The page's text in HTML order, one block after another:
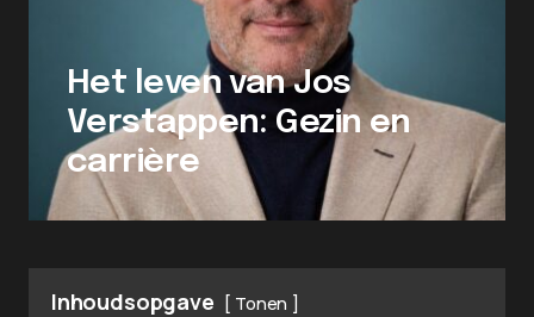
Het leven van Jos
Verstappen: Gezin en
carrière
Inhoudsopgave Tonen